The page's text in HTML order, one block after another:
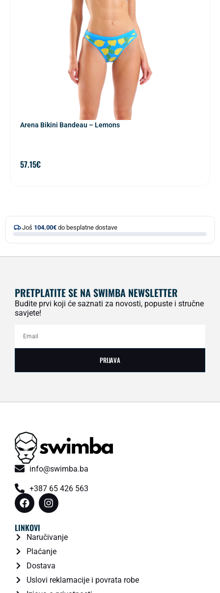
Arena Bikini Bandeau – Lemons
57.15€
Još 104.00€ do besplatne dostave
PRETPLATITE SE NA SWIMBA NEWSLETTER
Budite prvi koji će saznati za novosti, popuste i stručne
savjete!
PRIJAVA
info@swimba.ba
+387 65 426 563
LINKOVI
Naručivanje
Plaćanje
Dostava
Uslovi reklamacije i povrata robe